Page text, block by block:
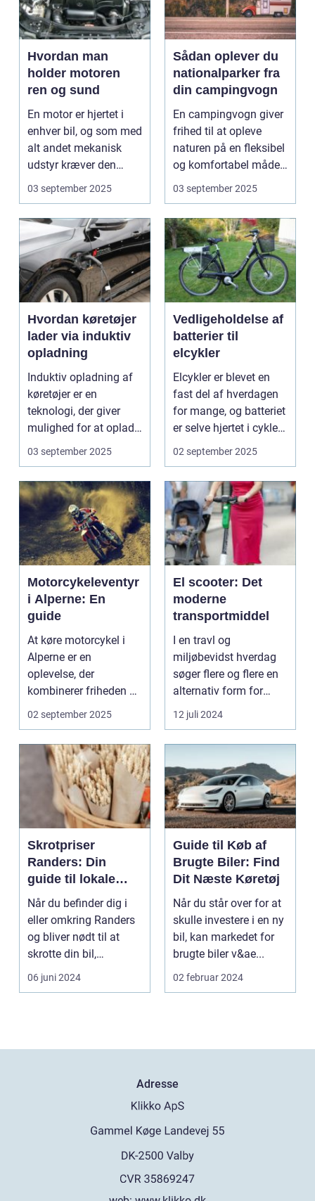
Hvordan man
holder motoren
ren og sund
En motor er hjertet i
enhver bil, og som med
alt andet mekanisk
udstyr kræver den
omsorg for a...
03 september 2025
Sådan oplever du
nationalparker fra
din campingvogn
En campingvogn giver
frihed til at opleve
naturen på en fleksibel
og komfortabel måde.
03 september 2025
Hvordan køretøjer
lader via induktiv
opladning
Induktiv opladning af
køretøjer er en
teknologi, der giver
mulighed for at oplade
03 september 2025
Vedligeholdelse af
batterier til
elcykler
Elcykler er blevet en
fast del af hverdagen
for mange, og batteriet
er selve hjertet i cyklen.
02 september 2025
Motorcykeleventyr
i Alperne: En
guide
At køre motorcykel i
Alperne er en
oplevelse, der
kombinerer friheden på
to hjul med no...
02 september 2025
El scooter: Det
moderne
transportmiddel
I en travl og
miljøbevidst hverdag
søger flere og flere en
alternativ form for
transport. El scooter...
12 juli 2024
Skrotpriser
Randers: Din
guide til lokale
muligheder
Når du befinder dig i
eller omkring Randers
og bliver nødt til at
skrotte din bil,
gammelt jern elle...
06 juni 2024
Guide til Køb af
Brugte Biler: Find
Dit Næste Køretøj
Når du står over for at
skulle investere i en ny
bil, kan markedet for
brugte biler v&ae...
02 februar 2024
Adresse